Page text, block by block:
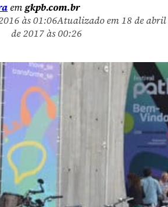
emgkpb.com.br
às 01:06Atualizado em 18 de abril
de 2017 às 00:26